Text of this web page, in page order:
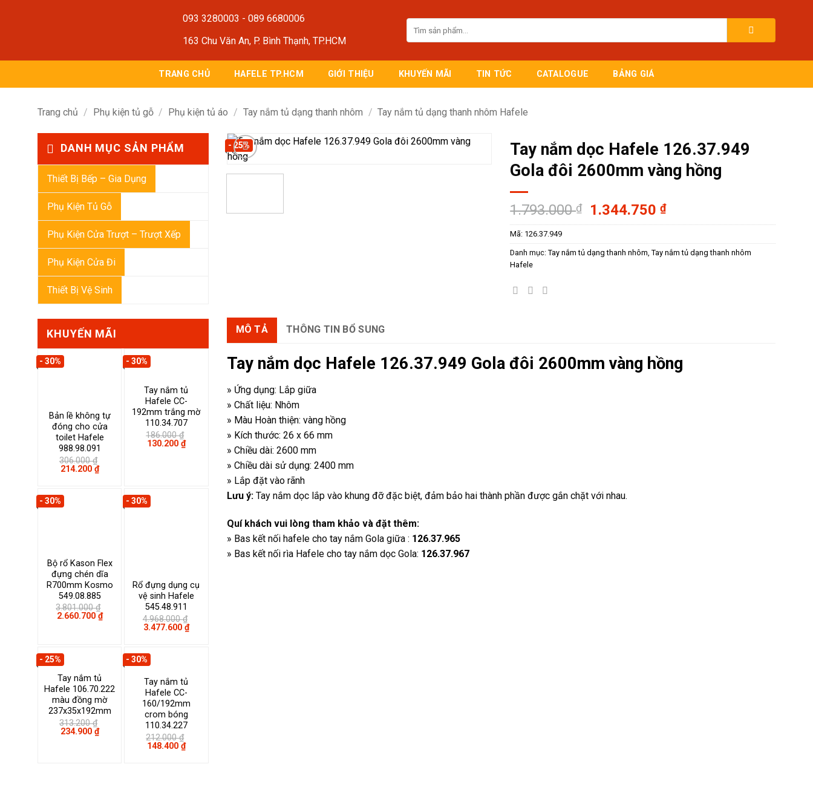
093 3280003 - 089 6680006
163 Chu Văn An, P. Bình Thạnh, TP.HCM
kiếm:
TRANG CHỦ HAFELE TP.HCM GIỚI THIỆU KHUYẾN MÃI TIN TỨC CATALOGUE BẢNG GIÁ
Trang chủ / Phụ kiện tủ gỗ / Phụ kiện tủ áo / Tay nắm tủ dạng thanh nhôm / Tay nắm tủ dạng thanh nhôm Hafele
DANH MỤC SẢN PHẨM
Thiết Bị Bếp – Gia Dụng
Phụ Kiện Tủ Gỗ
Phụ Kiện Cửa Trượt – Trượt Xếp
Phụ Kiện Cửa Đi
Thiết Bị Vệ Sinh
KHUYẾN MÃI
- 30%
Bản lề không tự
đóng cho cửa
toilet Hafele
988.98.091
306.000₫
Giá
306.000 ₫.
214.200 ₫Giá
hiện
214.200 ₫.
- 30%
Tay nắm tủ
Hafele CC-
192mm trắng mờ
110.34.707
186.000₫
Giá
130.200 ₫Giá
hiện
- 30%
Bộ rổ Kason Flex
đựng chén dĩa
R700mm Kosmo
549.08.885
3.801.000₫
Giá
2.660.700 ₫Giá
hiện
- 30%
Rổ đựng dụng cụ
vệ sinh Hafele
545.48.911
4.968.000₫
Giá
4.968.000 ₫.
3.477.600 ₫Giá
hiện
- 25%
Tay nắm tủ
Hafele 106.70.222
màu đồng mờ
237x35x192mm
313.200₫
Giá
234.900 ₫Giá
hiện
- 30%
Tay nắm tủ
Hafele CC-
160/192mm
crom bóng
110.34.227
212.000₫
Giá
148.400 ₫Giá
hiện
- 25%
Tay nắm dọc Hafele 126.37.949
Gola đôi 2600mm vàng hồng
1.793.000₫
Giá
gốc
1.793.000 ₫.
1.344.750₫Giá
hiện
là:
Mã: 126.37.949
Danh mục:Tay nắm tủ dạng thanh nhôm,Tay nắm tủ dạng thanh nhôm
Hafele
MÔ TẢ THÔNG TIN BỔ SUNG
Tay nắm dọc Hafele 126.37.949 Gola đôi 2600mm vàng hồng
» Ứng dụng: Lắp giữa
» Chất liệu: Nhôm
» Màu Hoàn thiện: vàng hồng
» Kích thước: 26 x 66 mm
» Chiều dài: 2600 mm
» Chiều dài sử dụng: 2400 mm
» Lắp đặt vào rãnh
Lưu ý:Tay nắm dọc lắp vào khung đỡ đặc biệt, đảm bảo hai thành phần được gắn chặt với nhau.
Quí khách vui lòng tham khảo và đặt thêm:
» Bas kết nối hafele cho tay nắm Gola giữa : 126.37.965
» Bas kết nối rìa Hafele cho tay nắm dọc Gola: 126.37.967